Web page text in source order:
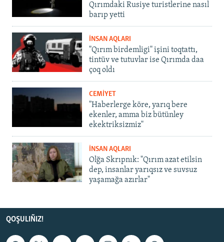
Qırımdaki Rusiye turistlerine nasıl
barıp yetti
İNSAN AQLARI
"Qırım birdemligi" işini toqtattı,
tintüv ve tutuvlar ise Qırımda daa
çoq oldı
CEMİYET
"Haberlerge köre, yarıq bere
ekenler, amma biz bütünley
ekektriksizmiz"
İNSAN AQLARI
Olğa Skrıpnık: "Qırım azat etilsin
dep, insanlar yarıqsız ve suvsuz
yaşamağa azırlar"
QOŞULIÑIZ!